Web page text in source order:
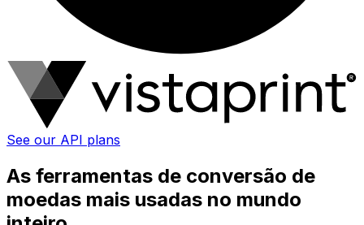
See our API plans
As ferramentas de conversão de
moedas mais usadas no mundo